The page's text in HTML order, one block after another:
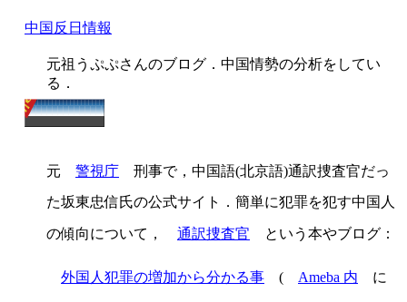
中国反日情報
元祖うぷぷさんのブログ．中国情勢の分析をしてい
る．
元 警視庁
刑事で，中国語(北京語)通訳捜査官だっ
た坂東忠信氏の公式サイト．簡単に犯罪を犯す中国人
の傾向について， 通訳捜査官 という本やブログ：
外国人犯罪の増加から分かる事 ( Ameba 内 に